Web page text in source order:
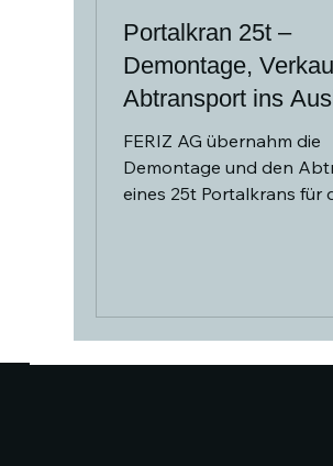
Portalkran 25t –
Demontage,
Abtransport ins
FERIZ AG übernahm die
Demontage und den
eines 25t Portalkrans für